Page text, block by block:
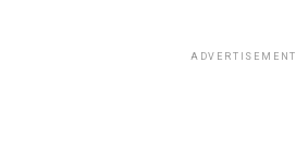
ADVERTISEMENT